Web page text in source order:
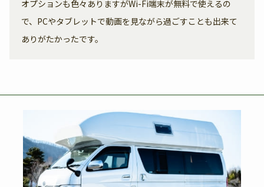
オプションも色々ありますがWi-Fi端末が無料で使えるの
で、PCやタブレットで動画を見ながら過ごすことも出来て
ありがたかったです。